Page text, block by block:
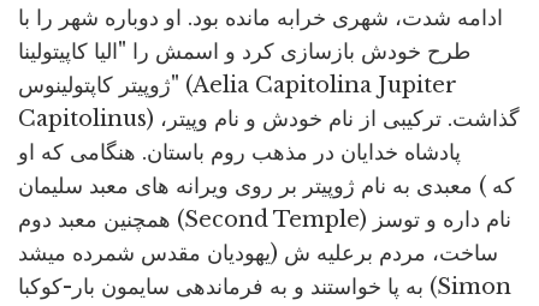
ادامه شدت، شهری خرابه مانده بود. او دوباره شهر را با
طرح خودش بازسازی کرد و اسمش را "الیا کاپیتولینا
ژوپیتر کاپتولینوس" (Aelia Capitolina Jupiter
Capitolinus) گذاشت. ترکیبی از نام خودش و نام وپیتر،
پادشاه خدایان در مذهب روم باستان. هنگامی که او
معبدی به نام ژوپیتر بر روی ویرانه های معبد سلیمان ( که
همچنین معبد دوم (Second Temple) نام داره و توسز
یهودیان مقدس شمرده میشد) ساخت، مردم برعلیه ش
به پا خواستند و به فرماندهی سایمون بار-کوکبا (Simon